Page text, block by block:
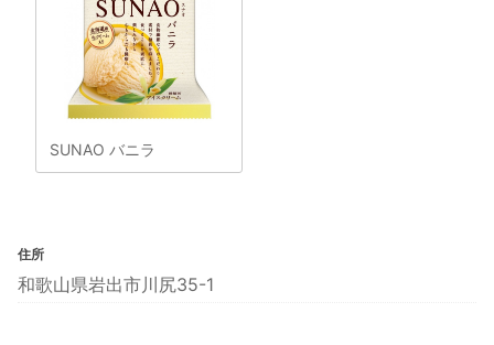
SUNAO バニラ
住所
和歌山県岩出市川尻35-1